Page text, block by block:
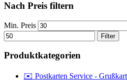
Nach Preis filtern
Min. Preis
Filter
Produktkategorien
✉️ Postkarten Service -